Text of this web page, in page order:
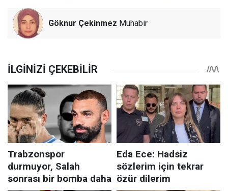
Göknur Çekinmez Muhabir